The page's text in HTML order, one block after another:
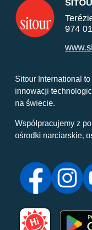
974
Sitour International
innowacji
na świecie.
Współpracujemy z
ośrodki narciarskie,